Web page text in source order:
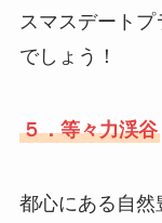
スマスデート
でしょう！
５．等々力渓谷
都心にある自